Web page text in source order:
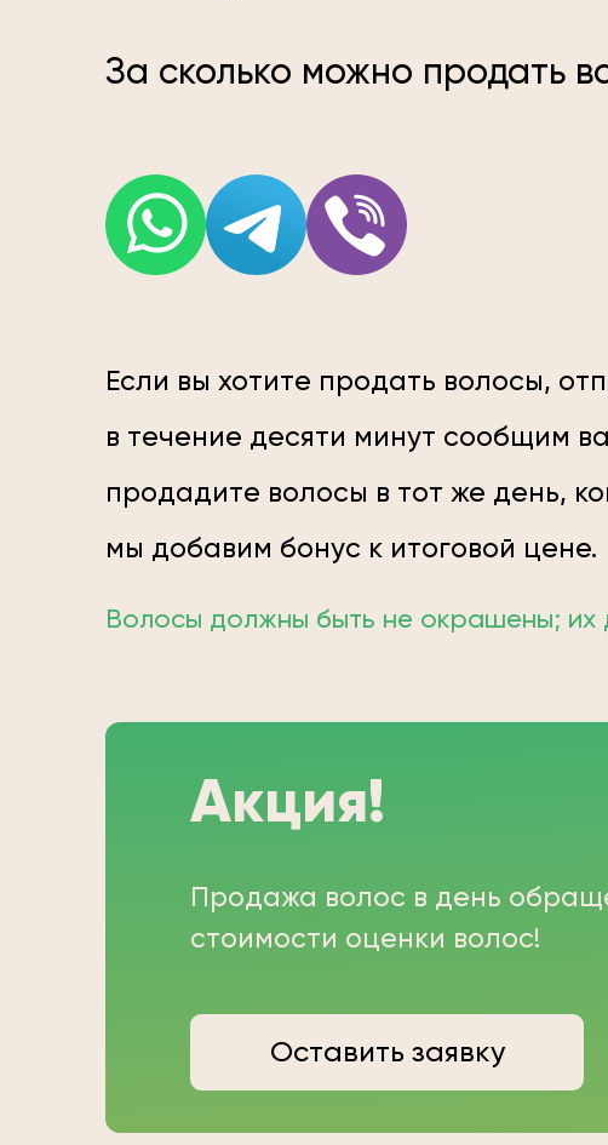
За сколько можно продать
Если вы хотите продать волосы,
в течение десяти минут сообщим
продадите волосы в тот же день,
мы добавим бонус к итоговой цене.
Волосы должны быть не окрашены; их
Акция!
Продажа волос в день
стоимости оценки волос!
Оставить заявку